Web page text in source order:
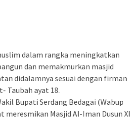
dalam rangka meningkatkan
dan memakmurkan masjid
didalamnya sesuai dengan firman
Taubah ayat 18.
Bupati Serdang Bedagai (Wabup
meresmikan Masjid Al-Iman Dusun XI